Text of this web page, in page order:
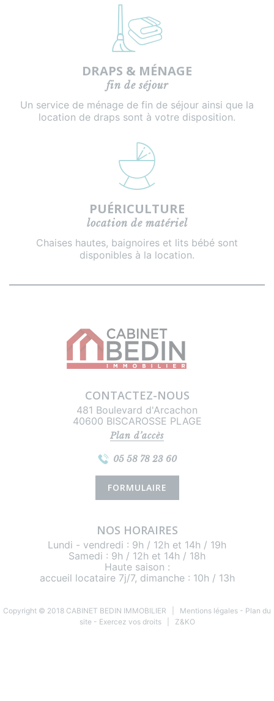
DRAPS & MÉNAGE
fin de séjour
Un service de ménage de fin de séjour ainsi que la
location de draps sont à votre disposition.
PUÉRICULTURE
location de matériel
Chaises hautes, baignoires et lits bébé sont
disponibles à la location.
CONTACTEZ-NOUS
481 Boulevard d'Arcachon
40600 BISCAROSSE PLAGE
Plan d’accès
05 58 78 23 60
FORMULAIRE
NOS HORAIRES
Lundi - vendredi : 9h / 12h et 14h / 19h
Samedi : 9h / 12h et 14h / 18h
Haute saison :
accueil locataire 7j/7, dimanche : 10h / 13h
Copyright © 2018 CABINET BEDIN IMMOBILIER | Mentions légales - Plan du
site - Exercez vos droits| Z&KO